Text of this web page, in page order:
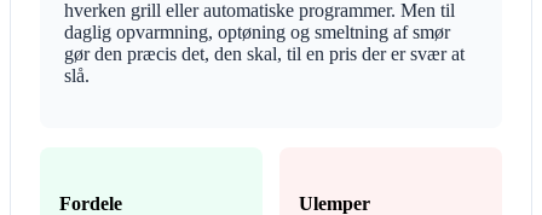
hverken grill eller automatiske programmer. Men til
daglig opvarmning, optøning og smeltning af smør
gør den præcis det, den skal, til en pris der er svær at
slå.
Fordele Ulemper